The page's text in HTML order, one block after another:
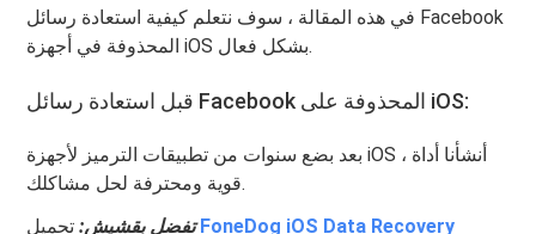
في هذه المقالة ، سوف نتعلم كيفية استعادة رسائل Facebook
المحذوفة في أجهزة iOS بشكل فعال.
قبل استعادة رسائل Facebook المحذوفة على iOS:
بعد بضع سنوات من تطبيقات الترميز لأجهزة iOS ، أنشأنا أداة
قوية ومحترفة لحل مشاكلك.
تفضل بقشيش:تحميلFoneDog iOS Data Recovery